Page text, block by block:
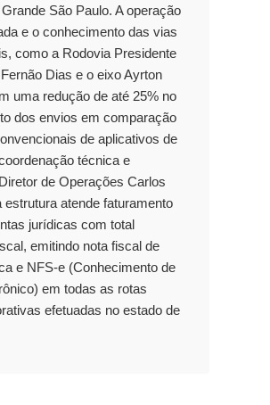
São Paulo. A operação
e o conhecimento das vias
como a Rodovia Presidente
Dias e o eixo Ayrton
uma redução de até 25% no
dos envios em comparação
de aplicativos de
técnica e
de Operações Carlos
estrutura atende faturamento
jurídicas com total
emitindo nota fiscal de
e NFS-e (Conhecimento de
em todas as rotas
efetuadas no estado de